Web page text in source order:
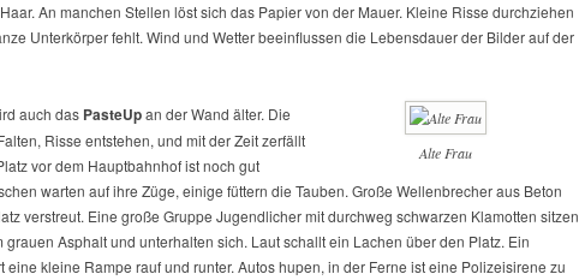
An manchen Stellen löst sich das Papier von der Mauer. Kleine Risse durchziehen
Unterkörper fehlt. Wind und Wetter beeinflussen die Lebensdauer der Bilder auf der
Alte Frau
auch das PasteUpan der Wand älter. Die
Risse entstehen, und mit der Zeit zerfällt
vor dem Hauptbahnhof ist noch gut
warten auf ihre Züge, einige füttern die Tauben. Große Wellenbrecher aus Beton
verstreut. Eine große Gruppe Jugendlicher mit durchweg schwarzen Klamotten sitzen
grauen Asphalt und unterhalten sich. Laut schallt ein Lachen über den Platz. Ein
eine kleine Rampe rauf und runter. Autos hupen, in der Ferne ist eine Polizeisirene zu